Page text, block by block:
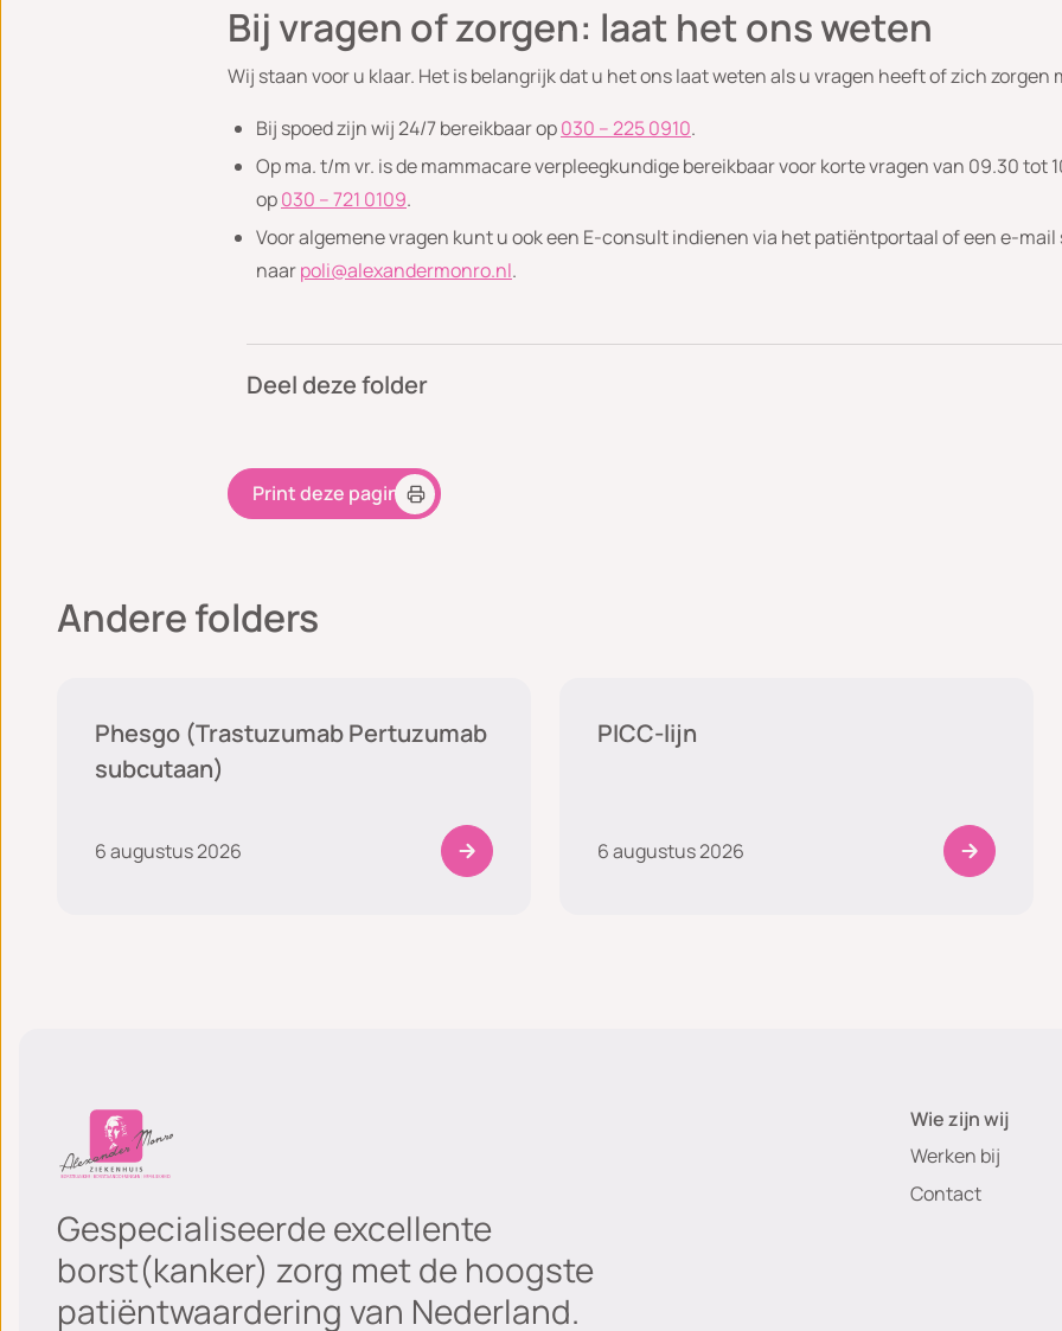
Bij vragen of zorgen: laat het ons weten
Wij staan voor u klaar. Het is belangrijk dat u het ons laat weten als u vragen heeft of zich zorgen
Bij spoed zijn wij 24/7 bereikbaar op030 – 225 0910.
Op ma. t/m vr. is de mammacare verpleegkundige bereikbaar voor korte vragen van 09.30 tot
op030 – 721 0109.
Voor algemene vragen kunt u ook een E-consult indienen via het patiëntportaal of een e-
naarpoli@alexandermonro.nl.
Deel deze folder
Print deze pagina
Andere folders
Phesgo (Trastuzumab Pertuzumab
subcutaan)
6 augustus 2026
PICC-lijn
6 augustus 2026
Gespecialiseerde excellente
borst(kanker) zorg met de hoogste
patiëntwaardering van Nederland.
Wie zijn wij
Werken bij
Contact